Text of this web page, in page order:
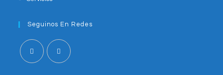
Seguinos En Redes